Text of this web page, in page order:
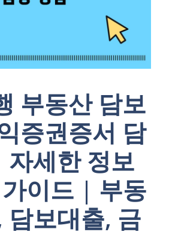
부동산 담보
증권증서 담
세한 정보
이드 | 부동
담보대출, 금